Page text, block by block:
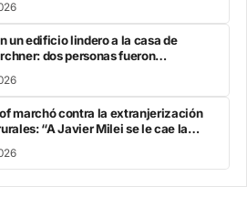
un edificio lindero a la casa de
dos personas fueron
marchó contra la extranjerización
“A Javier Milei se le cae la